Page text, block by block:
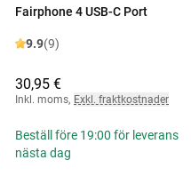
Fairphone 4 USB-C Port
9.9(9)
30,95 €
Inkl. moms, Exkl. fraktkostnader
Beställ före 19:00 för leverans
nästa dag